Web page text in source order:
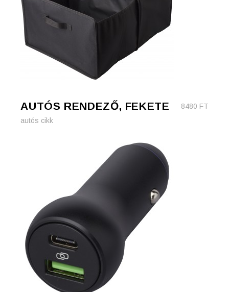
AUTÓS RENDEZŐ, FEKETE 8480 FT
autós cikk